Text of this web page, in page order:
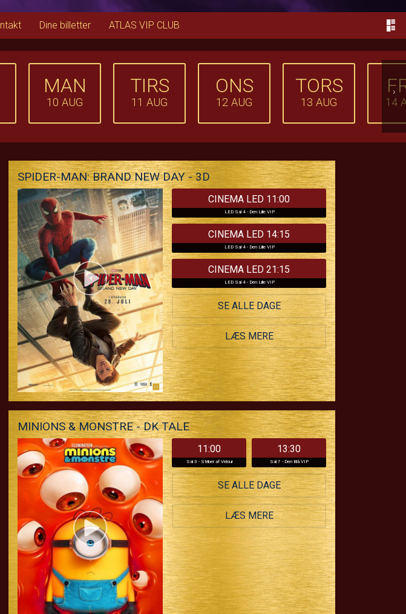
Dine billetter ATLAS VIP CLUB
MAN
10 AUG
TIRS
11 AUG
ONS
12 AUG
TORS
13 AUG 14
›
SPIDER-MAN: BRAND NEW DAY - 3D
LED Sal 4 - Den Lille VIP
CINEMA LED 11:00
LED Sal 4 - Den Lille VIP
CINEMA LED 14:15
LED Sal 4 - Den Lille VIP
CINEMA LED 21:15
SE ALLE DAGE
LÆS MERE
MINIONS & MONSTRE - DK TALE
Sal 3 - Striber af Velour
11:00
Sal 7 - Den Blå VIP
13:30
SE ALLE DAGE
LÆS MERE